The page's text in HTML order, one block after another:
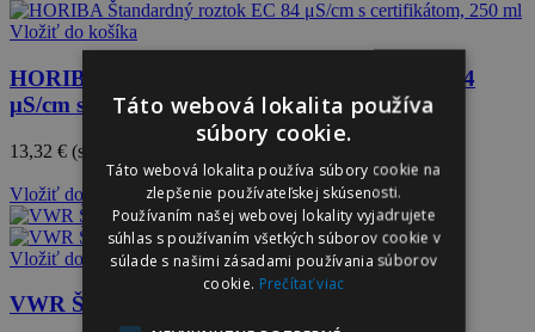
Vložiť do košíka
HORIBA 250-EC-84 Štandardný roztok EC 84
μS/cm s certifikátom, 250 ml
13,32 € (s DPH)
Vložiť do košíka
Vložiť do košíka
VWR Štandard vodivosti 84 µS/cm, 100 ml
Táto webová lokalita používa
súbory cookie.
Táto webová lokalita používa súbory cookie na
zlepšenie používateľskej skúsenosti.
Používaním našej webovej lokality vyjadrujete
súhlas s používaním všetkých súborov cookie v
súlade s našimi zásadami používania súborov
cookie. Prečítať viac